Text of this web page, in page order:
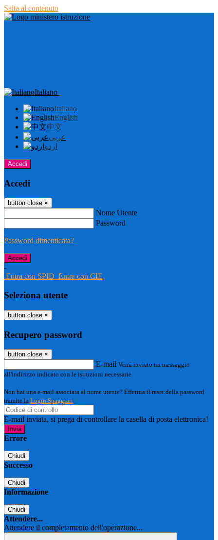
Salta al contenuto
Italiano
Italiano
English
中文
عربى
اردو
Accedi
Accedi
button close ×
Nome Utente
Password
Password dimenticata?
-
Entra con SPID Entra con CIE
Seleziona utente
button close ×
Recupero password
button close ×
E-mail Verrà inviato un messaggio
all'indirizzo indicato con le istruzioni necessarie.
Non hai una e-mail associata al nome utente? Effettua il reset della password
tramite la Login Spaggiari
E-mail inviata, si prega di controllare la casella di posta elettronica!
Errore
Chiudi
Successo
Chiudi
Informazione
Chiudi
Attendere...
Attendere il completamento dell'operazione...